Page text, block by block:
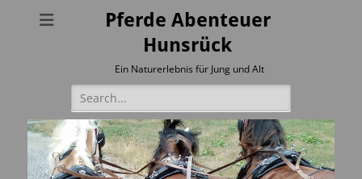
Pferde Abenteuer
Hunsrück
Ein Naturerlebnis für Jung und Alt
Suchen
nach: